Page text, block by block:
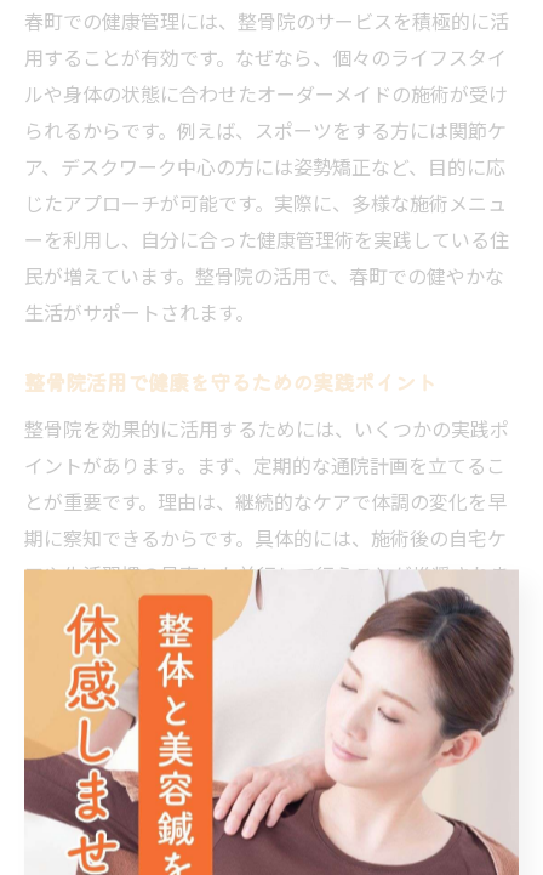
春町での健康管理には、整骨院のサービスを積極的に活
用することが有効です。なぜなら、個々のライフスタイ
ルや身体の状態に合わせたオーダーメイドの施術が受け
られるからです。例えば、スポーツをする方には関節ケ
ア、デスクワーク中心の方には姿勢矯正など、目的に応
じたアプローチが可能です。実際に、多様な施術メニュ
ーを利用し、自分に合った健康管理術を実践している住
民が増えています。整骨院の活用で、春町での健やかな
生活がサポートされます。
整骨院活用で健康を守るための実践ポイント
整骨院を効果的に活用するためには、いくつかの実践ポ
イントがあります。まず、定期的な通院計画を立てるこ
とが重要です。理由は、継続的なケアで体調の変化を早
期に察知できるからです。具体的には、施術後の自宅ケ
アや生活習慣の見直しも並行して行うことが推奨されま
す。例えば、施術者から指導されたストレッチや姿勢改
善策を日常に取り入れることで、効果を持続できます。
これにより、春町で健康を守り続ける基盤が築かれま
整骨院で健康管理ができる春町の暮らし方
春町で整骨院を活用した健康的な暮らし方は、身体のケ